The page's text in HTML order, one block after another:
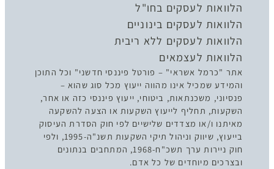
הלוואות לעסקים בחו"ל
הלוואות לעסקים בינוניים
הלוואות לעסקים ללא ריבית
הלוואות לעצמאים
אתר "כרמל אשראי" – פורטל פיננסי חדשני" וכל התוכן
והמידע שמכיל אינו מהווה ייעוץ מכל סוג שהוא –
פנסיוני, משכנתאות, ביטוחי, ייעוץ פיננסי כזה או אחר,
השקעות, תחליף לייעוץ השקעות או הצעה להשקעה
מאיתנו ו/או מצדדים שלישיים לפי חוק הסדרת העיסוק
בייעוץ, שיווק וניהול תיקי השקעות תשנ"ה-1995, ולפי
חוק ניירות ערך תשכ"ח-1968, המתחבים בנתונים
ובצרכים מיוחדים של כל אדם.